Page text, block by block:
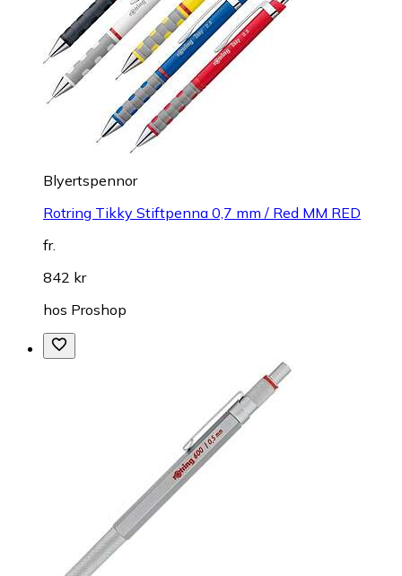
Blyertspennor
Rotring Tikky Stiftpenna 0,7 mm / Red MM RED
fr.
842 kr
hos Proshop